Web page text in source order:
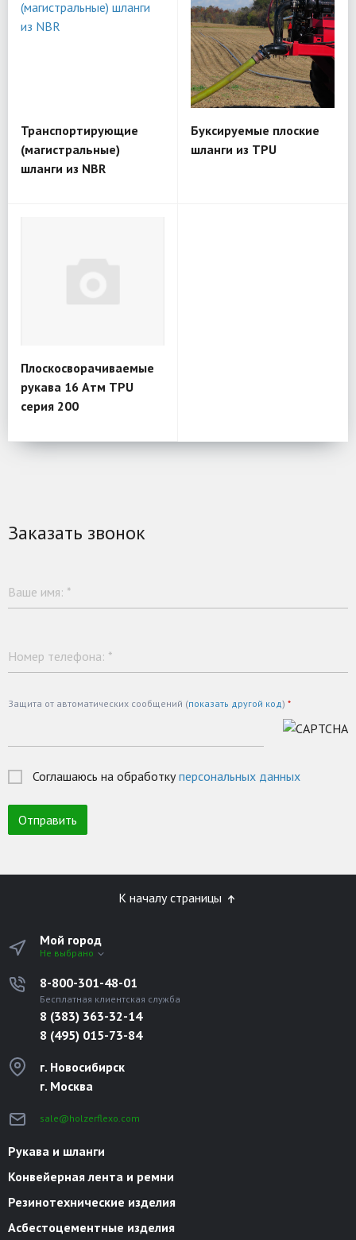
Транспортирующие
(магистральные)
шланги из NBR
Буксируемые плоские
шланги из TPU
Плоскосворачиваемые
рукава 16 Атм TPU
серия 200
Заказать звонок
Ваше имя: *
Номер телефона: *
Защита от автоматических сообщений (показать другой код) *
Соглашаюсь на обработкуперсональных данных
К началу страницы
Мой город
Не выбрано
8-800-301-48-01
Бесплатная клиентская служба
8 (383) 363-32-14
8 (495) 015-73-84
г. Новосибирск
г. Москва
sale@holzerflexo.com
Рукава и шланги
Конвейерная лента и ремни
Резинотехнические изделия
Асбестоцементные изделия